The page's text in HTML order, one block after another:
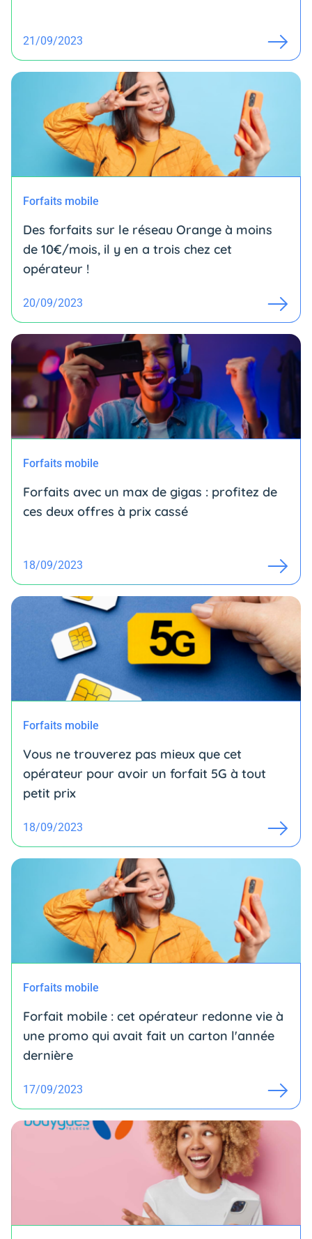
21/09/2023
Forfaits mobile
Des forfaits sur le réseau Orange à moins
de 10€/mois, il y en a trois chez cet
opérateur !
20/09/2023
Forfaits mobile
Forfaits avec un max de gigas : profitez de
ces deux offres à prix cassé
18/09/2023
Forfaits mobile
Vous ne trouverez pas mieux que cet
opérateur pour avoir un forfait 5G à tout
petit prix
18/09/2023
Forfaits mobile
Forfait mobile : cet opérateur redonne vie à
une promo qui avait fait un carton l'année
dernière
17/09/2023